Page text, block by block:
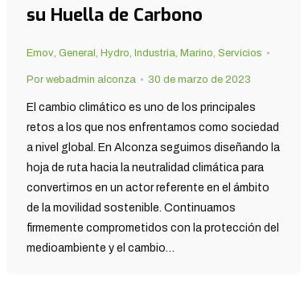
su Huella de Carbono
Emov, General , Hydro, Industria, Marino, Servicios
Por webadmin alconza 30 de marzo de 2023
El cambio climático es uno de los principales
retos a los que nos enfrentamos como sociedad
a nivel global. En Alconza seguimos diseñando la
hoja de ruta hacia la neutralidad climática para
convertirnos en un actor referente en el ámbito
de la movilidad sostenible. Continuamos
firmemente comprometidos con la protección del
medioambiente y el cambio…